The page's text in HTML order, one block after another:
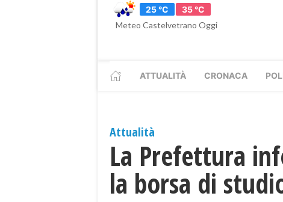
25 °C
35 °C
Meteo Castelvetrano Oggi
ATTUALITÀ CRONACA
Attualità
La Prefettura
la borsa di